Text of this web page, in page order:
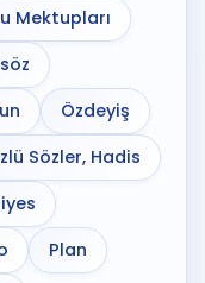
Mektupları
Özdeyiş
Sözler, Hadis
Plan